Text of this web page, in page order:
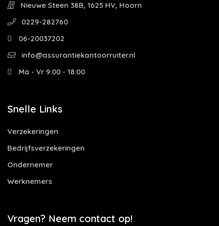
Nieuwe Steen 38B, 1625 HV, Hoorn
0229-282760
06-20037202
info@assurantiekantoorruiter.nl
Ma - Vr 9:00 - 18:00
Snelle Links
Verzekeringen
Bedrijfsverzekeringen
Ondernemer
Werknemers
Vragen? Neem contact op!